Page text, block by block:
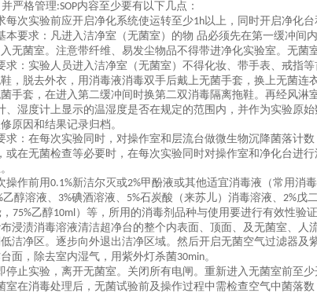
并严格管理:SOP内容至少要有以下几点：
每次实验前应开启净化系统使运转至少1h以上，同时开启净化台
本要求：凡进入洁净室（无菌室）的物 品必须先在第一缓冲间
无菌室。注意带纤维、易发尘物品不得带进净化实验室。无菌
求：实验人员进入洁净室（无菌室）不得化妆、带手表、戒指
，脱去外衣，用消毒液消毒双手后戴上无菌手套，换上无菌连
手套，在进入第二缓冲间时换第二双消毒隔离拖鞋。再经风淋
、湿度计上显示的温湿度是否在规定的范围内，并作为实验原
原因和结果记录归档。
求：在每次实验同时，对操作室和层流台做微生物沉降菌落计
或在无菌检查等必要时，在每次实验同时对操作室和净化台进
操作前用0.1%新洁尔灭或2%甲酚液或其他适宜消毒液（常用消毒
乙醇溶液、 3%碘酒溶液、 5%石炭酸（来苏儿）消毒溶液、 2%戊
， 75%乙醇10ml）等，所用的消毒剂品种与使用要进行有效性验
浸渍消毒溶液清洁超净台的整个内表面、顶面、及无菌室、人
洁净区。逐步向外退出洁净区域。然后开启无菌空气过滤器及
面，除去室内湿气，用紫外灯杀菌30min。
停止实验，离开无菌室。关闭所有电闸。重新进入无菌室前至
室在消毒处理后，无菌试验前及操作过程中需检查空气中菌落